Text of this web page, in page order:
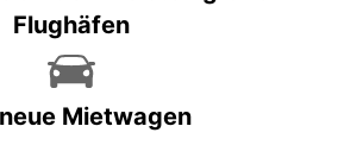
Flughäfen
Mietwagen